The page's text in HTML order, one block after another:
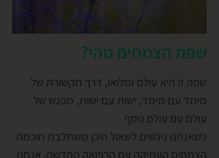
שפת הצמחים מהי?
שפה זו היא עולם ומלואו, דרך תקשורת של
מימד עם מימד, ישות עם ישות, מפגש של
עולם עם עולם נוסף.
כשאנחנו ניגשים לשאול היכן משתלבת חוכמת
הצמחים העתיקה עם הרפואה החדשה, אנחנו